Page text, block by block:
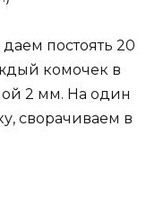
постоять 20
комочек в
2 мм. На один
сворачиваем в